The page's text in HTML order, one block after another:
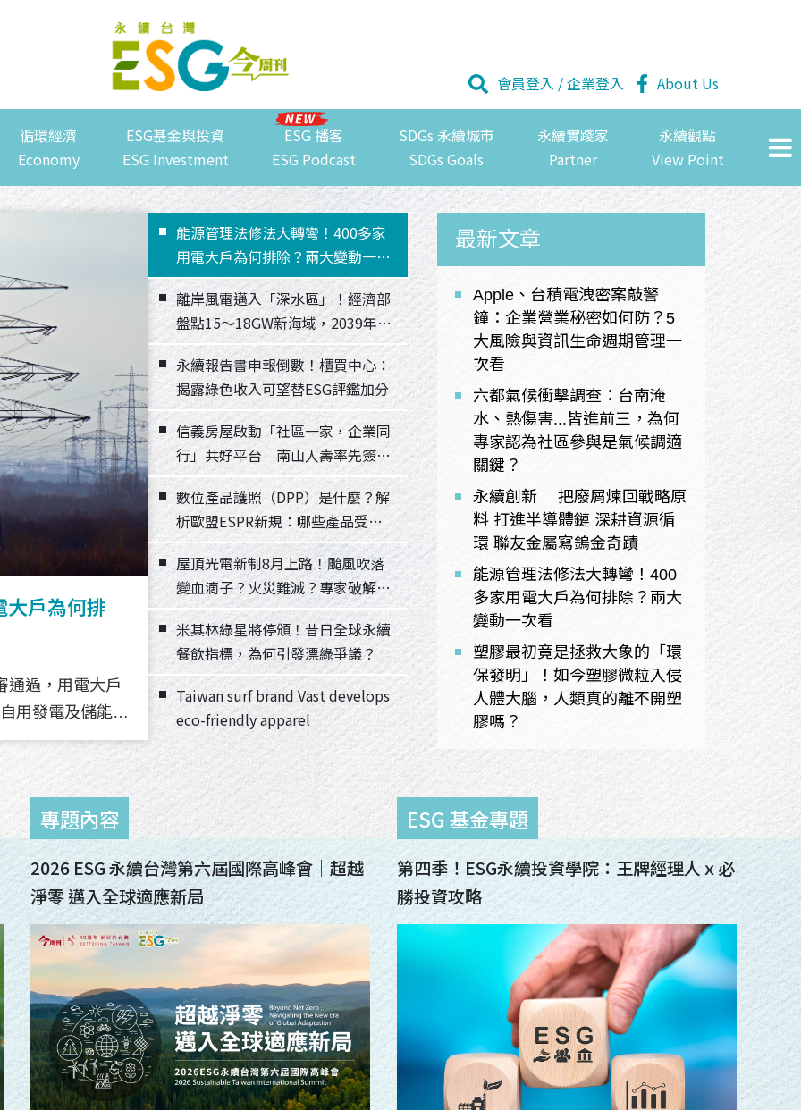
會員登入 /企業登入 About Us
循環經濟
Economy
ESG基金與投資
ESG Investment
ESG 播客
ESG Podcast
SDGs 永續城市
SDGs Goals
永續實踐家
Partner
永續觀點
View Point
戶為何排
通過，用電大戶
用發電及儲能設
用，且未來新
擇一設置。
～18GW新
，排名全球第
離岸風電中長程
對更多未知挑
估未來裝置容量
離岸風電，如何
色收入可望
公司應於8月底
位平台完成編製
提升計畫，也可
共好平台 南
盟ESPR新
）制度上路進
用，要求揭露材
制度將逐步擴及
子？火災難
平方公尺以上
標準，在屋頂設
萬瓩
屋頂光電安全
標，為何引
有9間餐廳獲選
物浪費、資源管
出的永續餐飲榮
發綠星。
friendly
apparel using a
detergent
能源管理法修法大轉彎！400多家
用電大戶為何排除？兩大變動一次
看
離岸風電邁入「深水區」！經濟部
盤點15～18GW新海域，2039年
27.9GW目標如何跨越生態、國安
與併網挑戰？
永續報告書申報倒數！櫃買中心：
揭露綠色收入可望替ESG評鑑加分
信義房屋啟動「社區一家，企業同
行」共好平台 南山人壽率先簽署
MOU
數位產品護照（DPP）是什麼？解
析歐盟ESPR新規：哪些產品受影
響、企業該如何因應？
屋頂光電新制8月上路！颱風吹落
變血滴子？火災難滅？專家破解5
大迷思
米其林綠星將停頒！昔日全球永續
餐飲指標，為何引發漂綠爭議？
Taiwan surf brand Vast develops
eco-friendly apparel
最新文章
Apple、台積電洩密案敲警
鐘：企業營業秘密如何防？5
大風險與資訊生命週期管理一
次看
六都氣候衝擊調查：台南淹
水、熱傷害...皆進前三，為何
專家認為社區參與是氣候調適
關鍵？
永續創新 把廢屑煉回戰略原
料 打進半導體鏈 深耕資源循
環 聯友金屬寫鎢金奇蹟
能源管理法修法大轉彎！400
多家用電大戶為何排除？兩大
變動一次看
塑膠最初竟是拯救大象的「環
保發明」！如今塑膠微粒入侵
人體大腦，人類真的離不開塑
膠嗎？
2026 ESG 永續台灣第六屆國際高峰會｜超越
淨零 邁入全球適應新局
第四季！ESG永續投資學院：王牌經理人ｘ必
勝投資攻略